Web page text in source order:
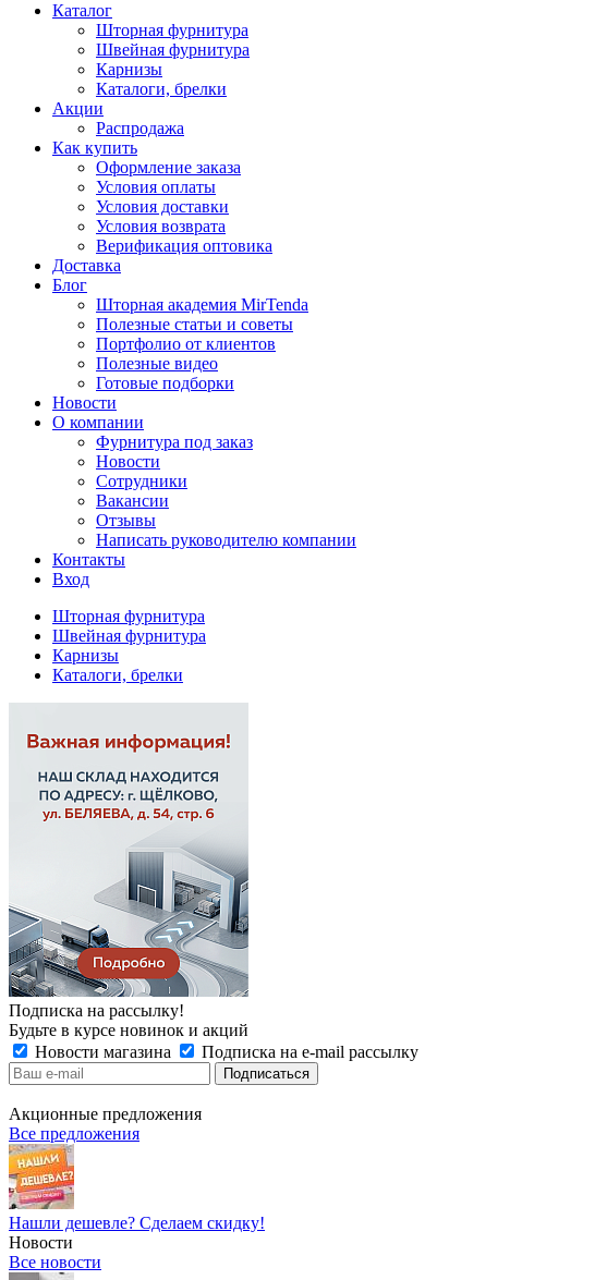
Каталог
Шторная фурнитура
Швейная фурнитура
Карнизы
Каталоги, брелки
Акции
Распродажа
Как купить
Оформление заказа
Условия оплаты
Условия доставки
Условия возврата
Верификация оптовика
Доставка
Блог
Шторная академия MirTenda
Полезные статьи и советы
Портфолио от клиентов
Полезные видео
Готовые подборки
Новости
О компании
Фурнитура под заказ
Новости
Сотрудники
Вакансии
Отзывы
Написать руководителю компании
Контакты
Вход
Шторная фурнитура
Швейная фурнитура
Карнизы
Каталоги, брелки
Подписка на рассылку!
Будьте в курсе новинок и акций
Новости магазина
Подписка на e-mail рассылку
Акционные предложения
Все предложения
Нашли дешевле? Сделаем скидку!
Новости
Все новости